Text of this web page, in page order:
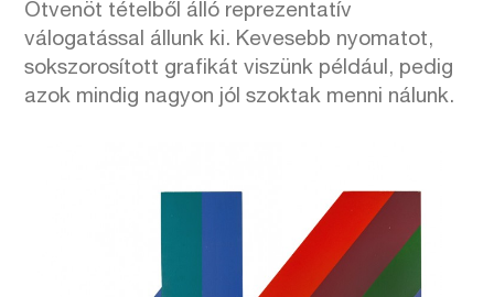
Ötvenöt tételből álló reprezentatív
válogatással állunk ki. Kevesebb nyomatot,
sokszorosított grafikát viszünk például, pedig
azok mindig nagyon jól szoktak menni nálunk.